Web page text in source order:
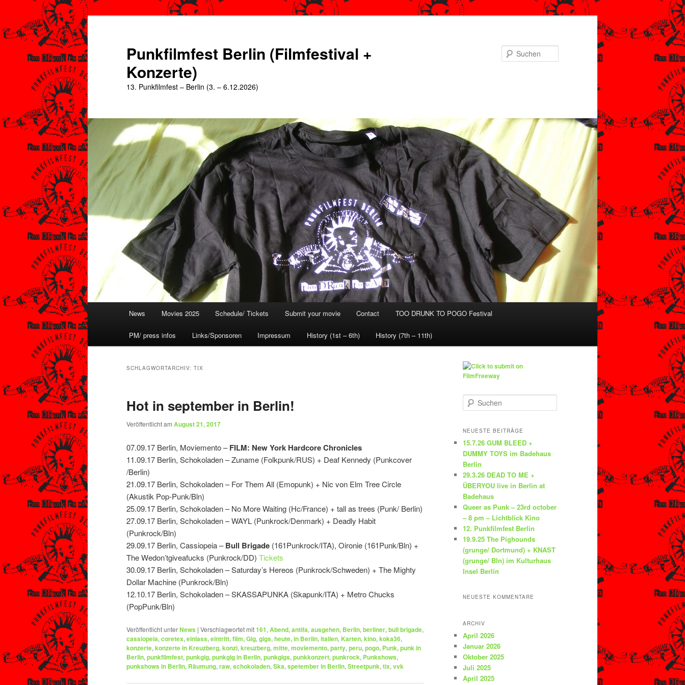
primären
springen
sekundären
springen
Punkfilmfest Berlin (Filmfestival +
Konzerte)
13. Punkfilmfest – Berlin (3. – 6.12.2026)
News Movies 2025 Schedule/ Tickets Submit your movie Contact TOO DRUNK TO POGO Festival
PM/ press infos Links/Sponsoren Impressum History (1st – 6th) History (7th – 11th)
SCHLAGWORTARCHIV: TIX
Hot in september in Berlin!
Veröffentlicht am August 21, 2017
07.09.17 Berlin, Moviemento –FILM: New York Hardcore Chronicles
11.09.17 Berlin, Schokoladen – Zuname (Folkpunk/RUS) + Deaf Kennedy (Punkcover
/Berlin)
21.09.17 Berlin, Schokoladen – For Them All (Emopunk) + Nic von Elm Tree Circle
(Akustik Pop-Punk/Bln)
25.09.17 Berlin, Schokoladen – No More Waiting (Hc/France) + tall as trees (Punk/ Berlin)
27.09.17 Berlin, Schokoladen – WAYL (Punkrock/Denmark) + Deadly Habit
(Punkrock/Bln)
29.09.17 Berlin, Cassiopeia –Bull Brigade (161Punkrock/ITA), Oironie (161Punk/Bln) +
The Wedon’tgiveafucks (Punkrock/DD) Tickets
30.09.17 Berlin, Schokoladen – Saturday’s Hereos (Punkrock/Schweden) + The Mighty
Dollar Machine (Punkrock/Bln)
12.10.17 Berlin, Schokoladen – SKASSAPUNKA (Skapunk/ITA) + Metro Chucks
(PopPunk/Bln)
Veröffentlicht unterNews | Verschlagwortet mit161, Abend, antifa, ausgehen, Berlin, berliner, bull brigade,
cassiopeia, coretex, einlass, eintritt, film, Gig, gigs, heute, in Berlin, italien, Karten, kino, koka36,
konzerte, konzerte in Kreuzberg, konzi, kreuzberg, mitte, moviemento, party, peru, pogo, Punk, punk in
Berlin, punkfilmfest, punkgig, punkgig in Berlin, punkgigs, punkkonzert, punkrock, Punkshows,
punkshows in Berlin, Räumung, raw, schokoladen, Ska, spetember in Berlin, Streetpunk, tix, vvk
u
h
n
NEUESTE BEITRÄGE
15.7.26 GUM BLEED +
DUMMY TOYS im Badehaus
Berlin
29.3.26 DEAD TO ME +
ÜBERYOU live in Berlin at
Badehaus
Queer as Punk – 23rd october
– 8 pm – Lichtblick Kino
12. Punkfilmfest Berlin
19.9.25 The Pighounds
(grunge/ Dortmund) + KNAST
(grunge/ Bln) im Kulturhaus
Insel Berlin
NEUESTE KOMMENTARE
ARCHIV
April 2026
Januar 2026
Oktober 2025
Juli 2025
April 2025